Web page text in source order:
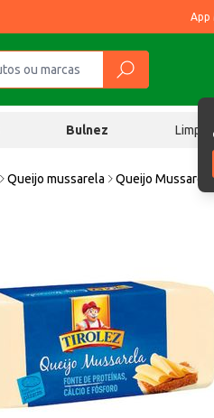
App
Bulnez
Queijo mussarela Queijo